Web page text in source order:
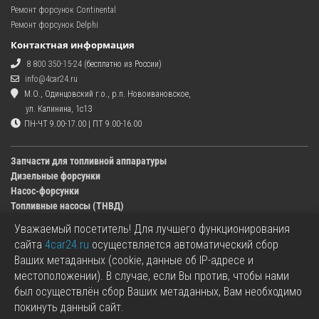
Ремонт форсунок Continental
Ремонт форсунок Delphi
Контактная информация
8 800 350-15-24 (бесплатно из России)
info@4car24.ru
М.О., Одинцовский г.о., р.п. Новоивановское,
ул. Калинина, 1с13
ПН-ЧТ 9.00-17.00 | ПТ 9.00-16.00
Запчасти для топливной аппаратуры
Дизельные форсунки
Насос-форсунки
Топливные насосы (ТНВД)
Изображения деталей, представленных в каталоге на сайте, могут отличаться от
оригиналов.
Информация о цене запчасти, указанная в каталоге на сайте, может отличаться от
фактической к моменту оформления заказа.
Все используемые товарные знаки являются собственностью их владельцев.
Названия марок, бренды и логотипы используются исключительно в
Уважаемый посетитель! Для лучшего функционирования
сайта 4car24.ru осуществляется автоматический сбор
Ваших метаданных (cookie, данные об IP-адресе и
местоположении). В случае, если Вы против, чтобы нами
был осуществлён сбор Ваших метаданных, Вам необходимо
покинуть данный сайт.